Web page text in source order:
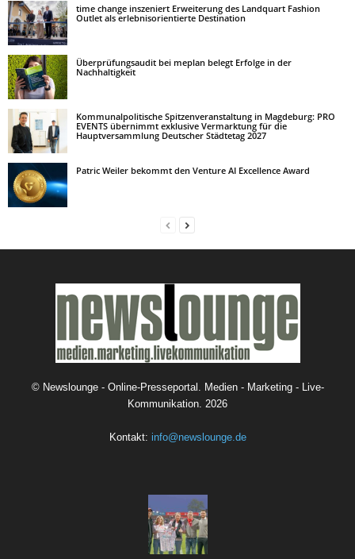
time change inszeniert Erweiterung des Landquart Fashion
Outlet als erlebnisorientierte Destination
Überprüfungsaudit bei meplan belegt Erfolge in der
Nachhaltigkeit
Kommunalpolitische Spitzenveranstaltung in Magdeburg: PRO
EVENTS übernimmt exklusive Vermarktung für die
Hauptversammlung Deutscher Städtetag 2027
Patric Weiler bekommt den Venture AI Excellence Award
© Newslounge - Online-Presseportal. Medien - Marketing - Live-
Kommunikation. 2026
Kontakt: info@newslounge.de